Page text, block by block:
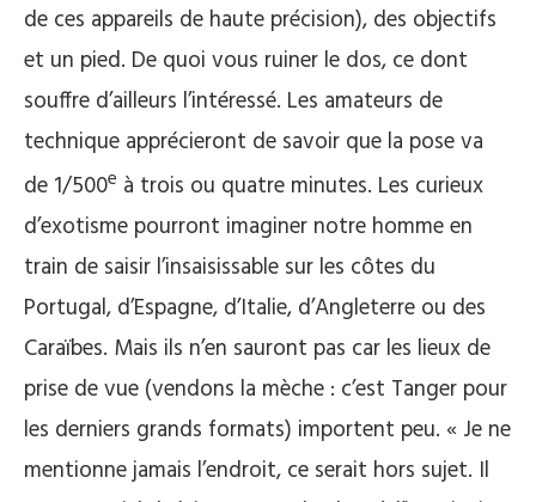
de ces appareils de haute précision), des objectifs
et un pied. De quoi vous ruiner le dos, ce dont
souffre d’ailleurs l’intéressé. Les amateurs de
technique apprécieront de savoir que la pose va
de 1/500e à trois ou quatre minutes. Les curieux
d’exotisme pourront imaginer notre homme en
train de saisir l’insaisissable sur les côtes du
Portugal, d’Espagne, d’Italie, d’Angleterre ou des
Caraïbes. Mais ils n’en sauront pas car les lieux de
prise de vue (vendons la mèche : c’est Tanger pour
les derniers grands formats) importent peu. « Je ne
mentionne jamais l’endroit, ce serait hors sujet. Il